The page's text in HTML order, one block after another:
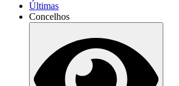
Últimas
Concelhos